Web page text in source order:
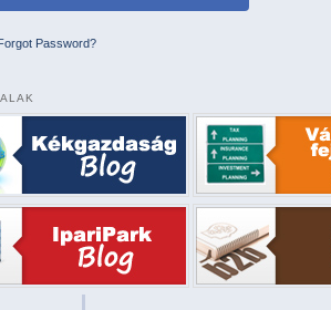
Password?